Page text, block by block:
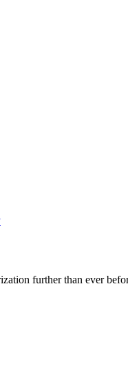
further than ever